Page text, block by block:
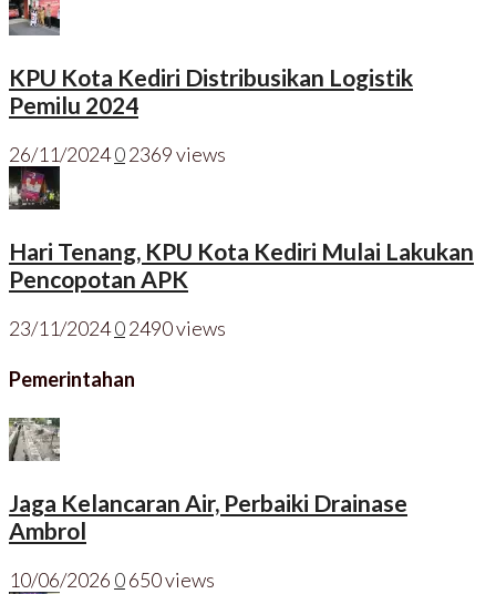
KPU Kota Kediri Distribusikan Logistik
Pemilu 2024
26/11/202402369 views
Hari Tenang, KPU Kota Kediri Mulai Lakukan
Pencopotan APK
23/11/202402490 views
Pemerintahan
Jaga Kelancaran Air, Perbaiki Drainase
Ambrol
10/06/2026 0650 views